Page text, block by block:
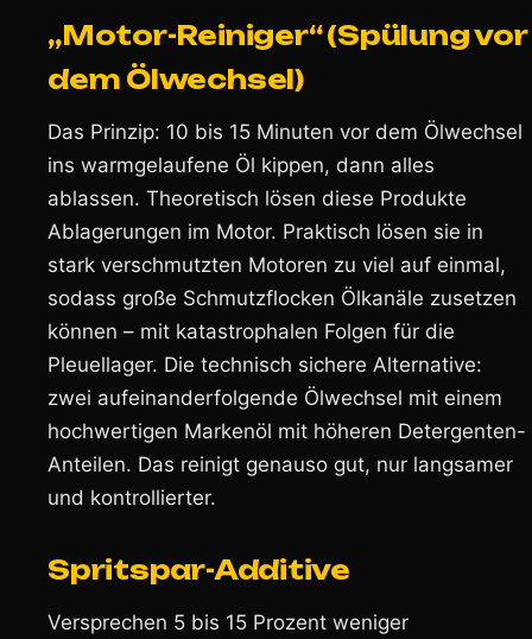
„Motor-Reiniger“ (Spülung vor
dem Ölwechsel)
Das Prinzip: 10 bis 15 Minuten vor dem Ölwechsel
ins warmgelaufene Öl kippen, dann alles
ablassen. Theoretisch lösen diese Produkte
Ablagerungen im Motor. Praktisch lösen sie in
stark verschmutzten Motoren zu viel auf einmal,
sodass große Schmutzflocken Ölkanäle zusetzen
können – mit katastrophalen Folgen für die
Pleuellager. Die technisch sichere Alternative:
zwei aufeinanderfolgende Ölwechsel mit einem
hochwertigen Markenöl mit höheren Detergenten-
Anteilen. Das reinigt genauso gut, nur langsamer
und kontrollierter.
Spritspar-Additive
Versprechen 5 bis 15 Prozent weniger